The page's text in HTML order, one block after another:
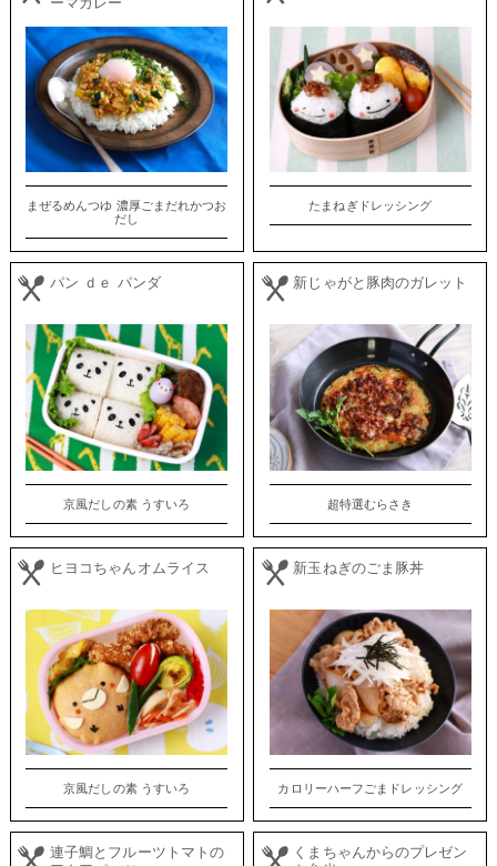
まぜるめんつゆ 濃厚ごまだれかつお
だし
たまねぎドレッシング
パン ｄｅ パンダ
京風だしの素 うすいろ
新じゃがと豚肉のガレット
超特選むらさき
ヒヨコちゃんオムライス
京風だしの素 うすいろ
新玉ねぎのごま豚丼
カロリーハーフごまドレッシング
連子鯛とフルーツトマトの
くまちゃんからのプレゼン